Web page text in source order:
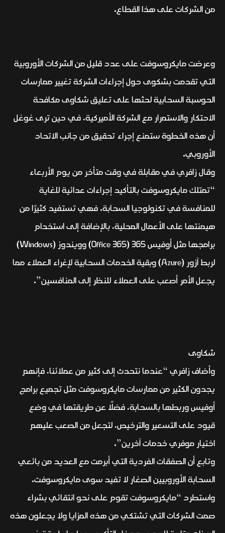
من الشركات على هذا القطاع.
وعرضت مايكروسوفت على عدد قليل من الشركات الأوروبية
التي تقدمت بشكوى حول إجراءات الشركة تغيير ممارسات
الحوسبة السحابية لحثها على تعليق شكاوى مكافحة
الاحتكار والاستمرار مع الشركة الأميركية، في حين ترى غوغل
أن هذه الخطوة ستمنع إجراء تحقيق من جانب الاتحاد
الأوروبي.
وقال زافري في مقابلة في وقت متأخر من يوم الأربعاء
“تمتلك مايكروسوفت بالتأكيد إجراءات عدائية للغاية
للمنافسة في تكنولوجيا السحابة. فهي تستفيد كثيرًا من
هيمنتها على الأعمال المحلية، بالإضافة إلى استخدام
برامجها مثل أوفيس 365 (Office 365) وويندوز (Windows)
لربط آزور (Azure) وبقية الخدمات السحابية لإغراء العملاء مما
يجعل الأمر أصعب على العملاء للنظر إلى المنافسين”.
شكاوى
وأضاف زافري “عندما نتحدث إلى كثير من عملائنا، فإنهم
يجدون الكثير من ممارسات مايكروسوفت مثل تجميع برامج
أوفيس وربطها بالسحابة، فضلًا عن طريقتها في وضع
قيود على التسعير والترخيص، لتجعل من الصعب عليهم
اختيار موفري خدمات آخرين”.
وتابع أن الصفقات الفردية التي أبرمت مع العديد من بائعي
السحابة الأوروبيين الصغار لا تفيد سوى مايكروسوفت.
واستطرد “مايكروسوفت تقوم على نحو انتقائي بشراء
صمت الشركات التي تشتكي من هذه المزايا ولا يجعلون هذه